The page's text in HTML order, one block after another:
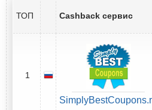
ТОП Cashback сервис
1